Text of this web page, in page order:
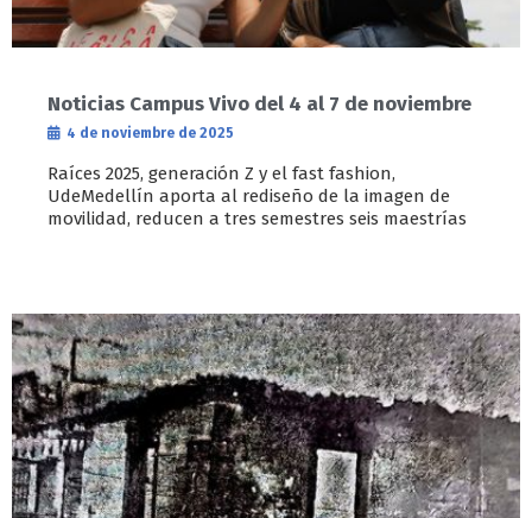
Noticias Campus Vivo del 4 al 7 de noviembre
4 de noviembre de 2025
Raíces 2025, generación Z y el fast fashion,
UdeMedellín aporta al rediseño de la imagen de
movilidad, reducen a tres semestres seis maestrías